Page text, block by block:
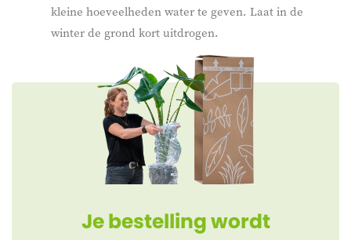
kleine hoeveelheden water te geven. Laat in de
winter de grond kort uitdrogen.
Je bestelling wordt